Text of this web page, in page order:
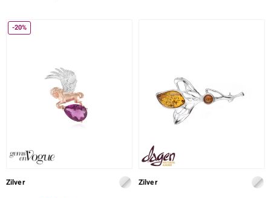
-20%
Zilver Zilver